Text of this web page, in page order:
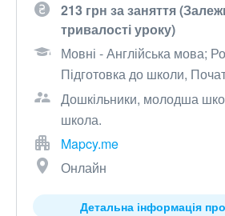
213 грн за заняття
тривалості уроку)
Мовні - Англійська мова;
Підготовка до школи,
Дошкільники, молодша
школа.
Mapcy.me
Онлайн
Детальна інформація